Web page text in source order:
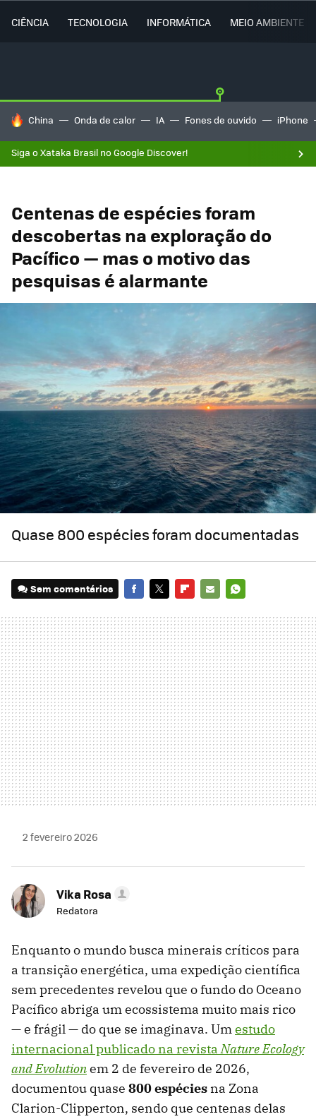
CIÊNCIA TECNOLOGIA INFORMÁTICA MEIO AMBIENTE
TENDÊNCIAS DO DIA
China Onda de calor IA Fones de ouvido iPhone
Siga o Xataka Brasil no Google Discover!
Centenas de espécies foram
descobertas na exploração do
Pacífico — mas o motivo das
pesquisas é alarmante
Quase 800 espécies foram documentadas
Sem comentários
MAIL
2 fevereiro 2026
Vika Rosa
Redatora
Enquanto o mundo busca minerais críticos para
a transição energética, uma expedição científica
sem precedentes revelou que o fundo do Oceano
Pacífico abriga um ecossistema muito mais rico
— e frágil — do que se imaginava. Umestudo
internacional publicado na revistaNature Ecology
and Evolutionem 2 de fevereiro de 2026,
documentou quase 800 espécies na Zona
Clarion-Clipperton, sendo que centenas delas